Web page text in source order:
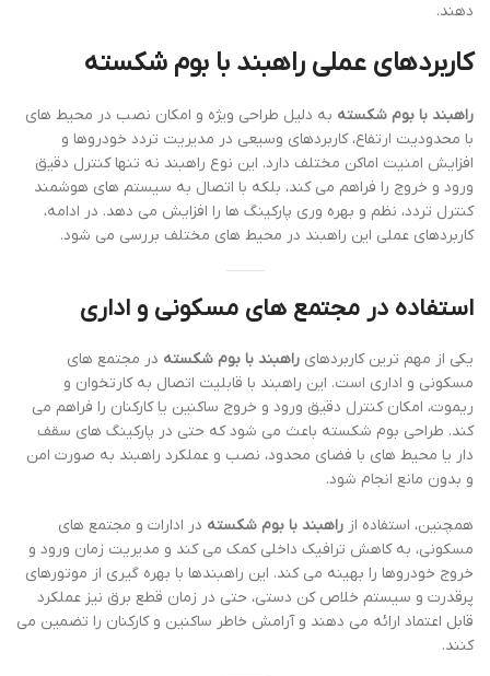
دهند.
کاربردهای عملی راهبند با بوم شکسته
راهبند با بوم شکسته به دلیل طراحی ویژه و امکان نصب در محیط های
با محدودیت ارتفاع، کاربردهای وسیعی در مدیریت تردد خودروها و
افزایش امنیت اماکن مختلف دارد. این نوع راهبند نه تنها کنترل دقیق
ورود و خروج را فراهم می کند، بلکه با اتصال به سیستم های هوشمند
کنترل تردد، نظم و بهره وری پارکینگ ها را افزایش می دهد. در ادامه،
کاربردهای عملی این راهبند در محیط های مختلف بررسی می شود.
استفاده در مجتمع های مسکونی و اداری
یکی از مهم ترین کاربردهای راهبند با بوم شکسته در مجتمع های
مسکونی و اداری است. این راهبند با قابلیت اتصال به کارتخوان و
ریموت، امکان کنترل دقیق ورود و خروج ساکنین یا کارکنان را فراهم می
کند. طراحی بوم شکسته باعث می شود که حتی در پارکینگ های سقف
دار یا محیط های با فضای محدود، نصب و عملکرد راهبند به صورت امن
و بدون مانع انجام شود.
همچنین، استفاده از راهبند با بوم شکسته در ادارات و مجتمع های
مسکونی، به کاهش ترافیک داخلی کمک می کند و مدیریت زمان ورود و
خروج خودروها را بهینه می کند. این راهبندها با بهره گیری از موتورهای
پرقدرت و سیستم خلاص کن دستی، حتی در زمان قطع برق نیز عملکرد
قابل اعتماد ارائه می دهند و آرامش خاطر ساکنین و کارکنان را تضمین می
کنند.